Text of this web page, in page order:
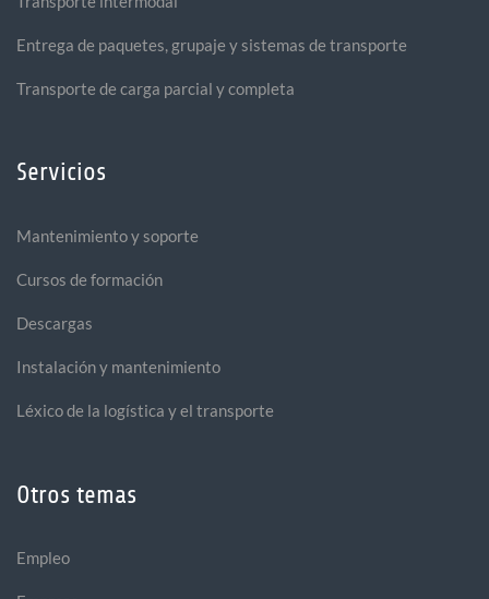
Entrega de paquetes, grupaje y sistemas de transporte
Transporte de carga parcial y completa
Servicios
Mantenimiento y soporte
Cursos de formación
Descargas
Instalación y mantenimiento
Léxico de la logística y el transporte
Otros temas
Empleo